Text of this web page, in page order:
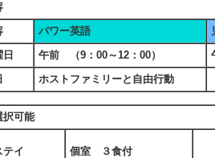
パワー英語
午前 （9：00～12：00）
ホストファミリーと自由行動
択可能
テイ 個室 ３食付